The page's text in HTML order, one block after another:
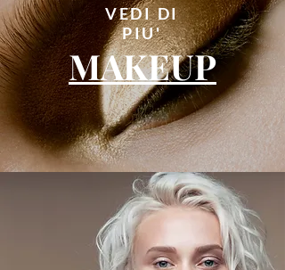
VEDI DI
PIU'
MAKEUP